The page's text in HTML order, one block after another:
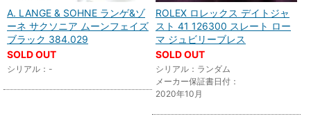
A. LANGE & SOHNE ランゲ&ゾ
ーネ サクソニア ムーンフェイズ
ブラック 384.029
SOLD OUT
シリアル：-
ROLEX ロレックス デイトジャ
スト 41 126300 スレート ロー
マ ジュビリーブレス
SOLD OUT
シリアル：ランダム
メーカー保証書日付：
2020年10月